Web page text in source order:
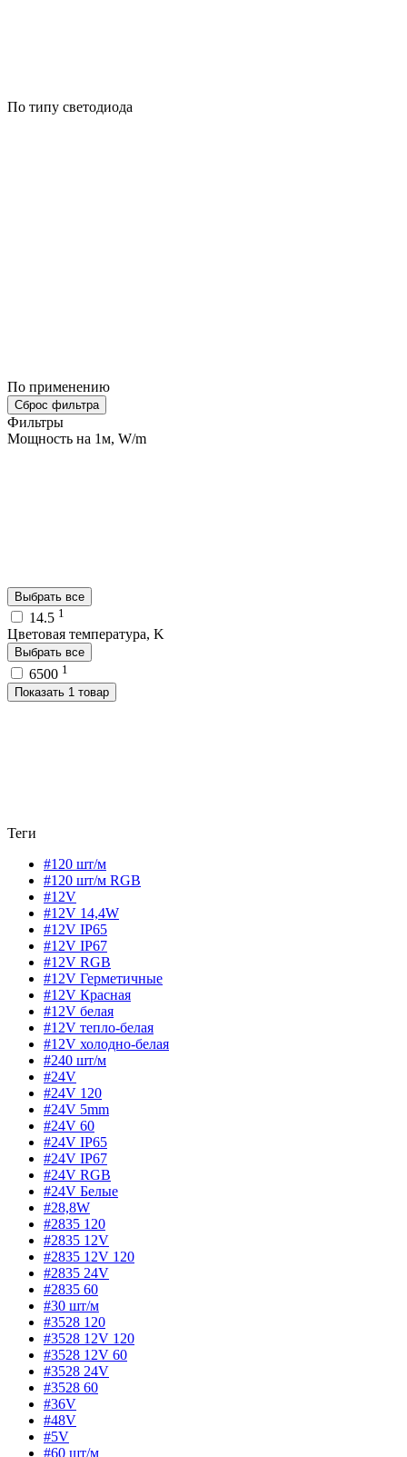
По типу светодиода
По применению
Сброс фильтра
Фильтры
Мощность на 1м, W/m
Выбрать все
14.5 1
Цветовая температура, K
Выбрать все
6500 1
Показать 1 товар
Теги
#120 шт/м
#120 шт/м RGB
#12V
#12V 14,4W
#12V IP65
#12V IP67
#12V RGB
#12V Герметичные
#12V Красная
#12V белая
#12V тепло-белая
#12V холодно-белая
#240 шт/м
#24V
#24V 120
#24V 5mm
#24V 60
#24V IP65
#24V IP67
#24V RGB
#24V Белые
#28,8W
#2835 120
#2835 12V
#2835 12V 120
#2835 24V
#2835 60
#30 шт/м
#3528 120
#3528 12V 120
#3528 12V 60
#3528 24V
#3528 60
#36V
#48V
#5V
#60 шт/м